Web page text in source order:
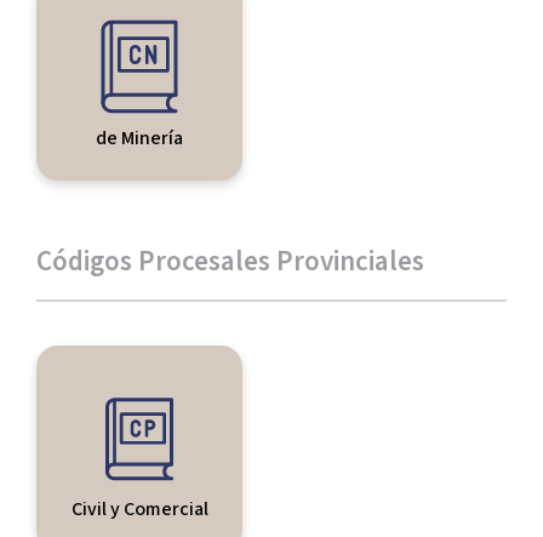
de Minería
Códigos Procesales Provinciales
Civil y Comercial